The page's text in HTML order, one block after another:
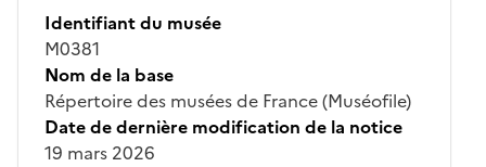
Identifiant du musée
M0381
Nom de la base
Répertoire des musées de France (Muséofile)
Date de dernière modification de la notice
19 mars 2026